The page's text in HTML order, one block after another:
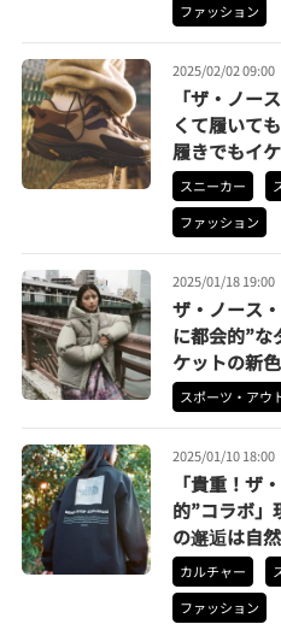
ファッション
2025/02/02 09:00
「ザ・ノー
くて履いて
履きでもイ
スニーカー
ファッション
2025/01/18 19:00
ザ・ノース
に都会的”な
ケットの新
ェイスの人
（2024年12
スポーツ・アウ
2025/01/10 18:00
「貴重！ザ
的”コラボ」
の邂逅は自
カルチャー
ファッション